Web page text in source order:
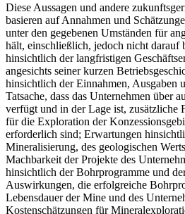
Diese Aussagen und andere
basieren auf Annahmen und
unter den gegebenen Umständen für
hält, einschließlich, jedoch nicht darauf
hinsichtlich der langfristigen
angesichts seiner kurzen
hinsichtlich der Einnahmen, Ausgaben
Tatsache, dass das Unternehmen über
verfügt und in der Lage ist, zusätzliche
für die Exploration der
erforderlich sind; Erwartungen
Mineralisierung, des geologischen
Machbarkeit der Projekte des
hinsichtlich der Bohrprogramme und
Auswirkungen, die erfolgreiche
Lebensdauer der Mine und des
Kostenschätzungen für